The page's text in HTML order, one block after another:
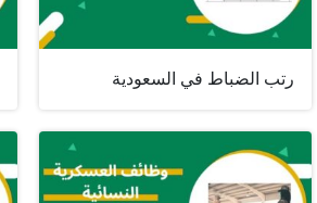
رتب الضباط في السعودية